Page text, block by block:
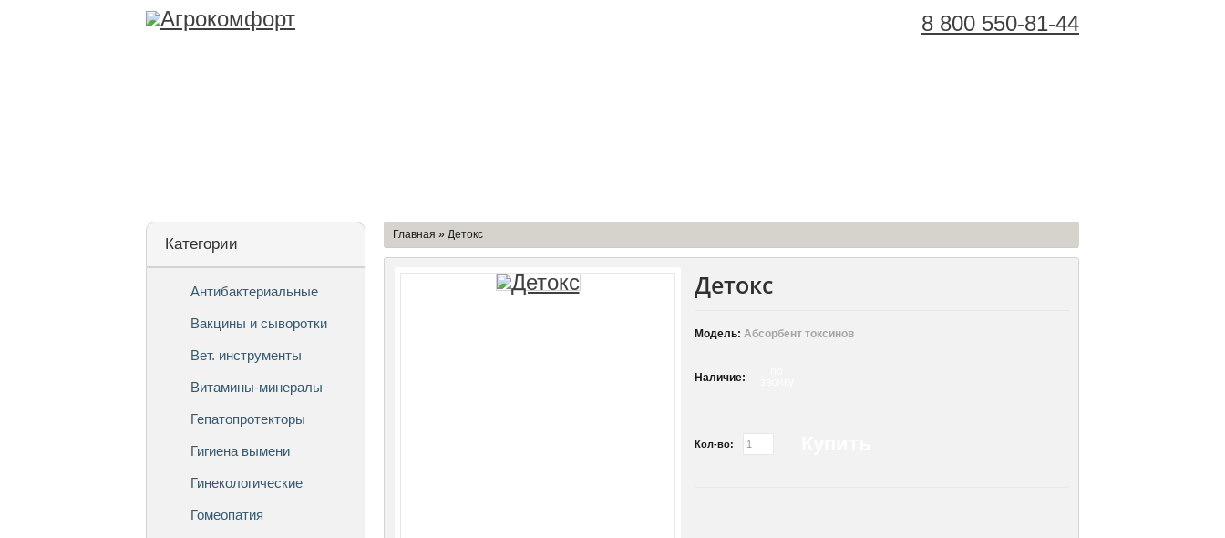
8 800 550-81-44
Категории
Антибактериальные
Вакцины и сыворотки
Вет. инструменты
Витамины-минералы
Гепатопротекторы
Гигиена вымени
Гинекологические
Гомеопатия
Главная » Детокс
Детокс
Модель: Абсорбент токсинов
Наличие:
Кол-во: